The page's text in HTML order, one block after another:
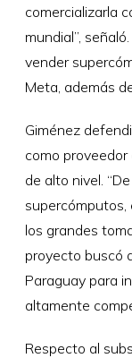
comercializarla
mundial”,
vender
Meta, además
Giménez
como
de alto nivel.
los grandes
proyecto buscó
Paraguay para
altamente
Respecto al